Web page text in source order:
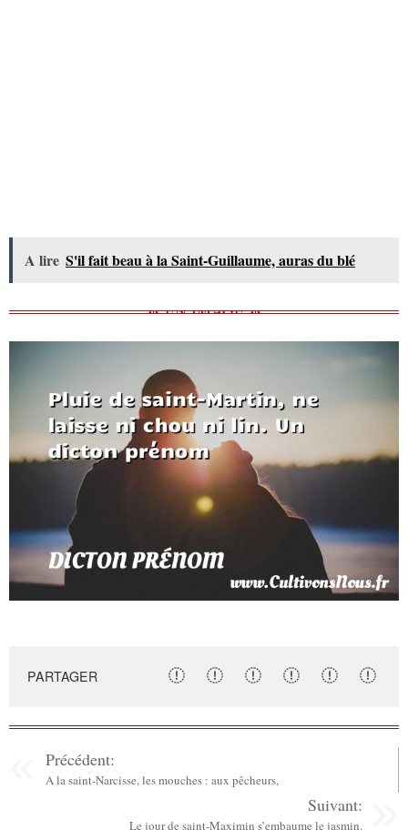
A lire S'il fait beau à la Saint-Guillaume, auras du blé
PARTAGER
Précédent:
A la saint-Narcisse, les mouches : aux pêcheurs,
Suivant:
Le jour de saint-Maximin s’embaume le jasmin.